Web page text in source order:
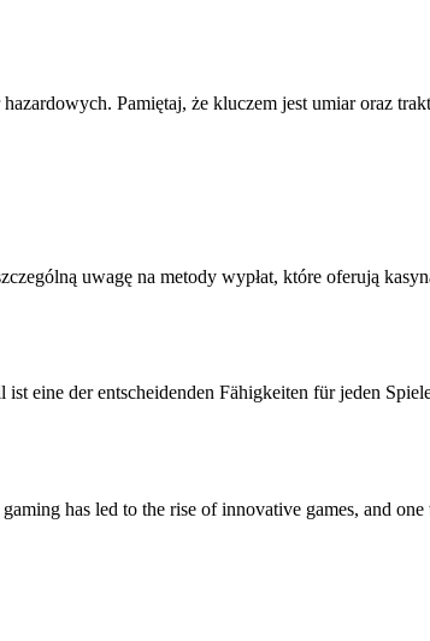
Pamiętaj, że kluczem jest umiar oraz
uwagę na metody wypłat, które oferują
eine der entscheidenden Fähigkeiten für jeden
has led to the rise of innovative games, and